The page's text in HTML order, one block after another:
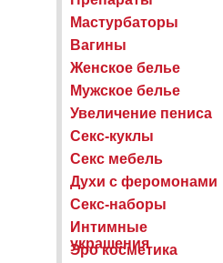
Мастурбаторы
Вагины
Женское белье
Мужское белье
Увеличение пениса
Секс-куклы
Секс мебель
Духи с феромонами
Секс-наборы
Интимные
украшения
Эро косметика